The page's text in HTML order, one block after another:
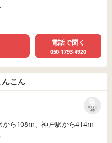
電話で聞く
050-1793-4920
こん
リストに
保存
から108m、神戸駅から414m